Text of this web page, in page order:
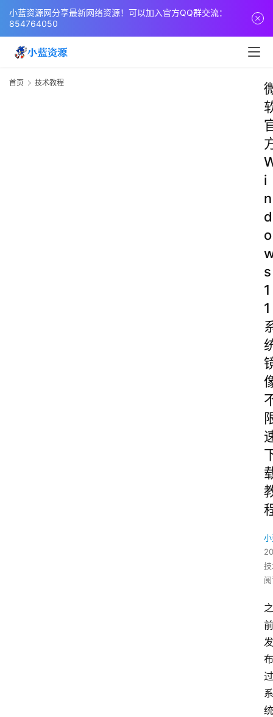
小蓝资源网分享最新网络资源！可以加入官方QQ群交流：
854764050
首页 技术教程
i
n
d
o
s
1
1
之
前
发
布
过
系
统